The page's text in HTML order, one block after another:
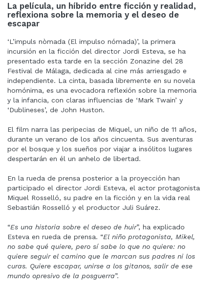
La película, un híbrido entre ficción y realidad,
reflexiona sobre la memoria y el deseo de
escapar
‘L’impuls nòmada (El impulso nómada)’, la primera
incursión en la ficción del director Jordi Esteva, se ha
presentado esta tarde en la sección Zonazine del 28
Festival de Málaga, dedicada al cine más arriesgado e
independiente. La cinta, basada libremente en su novela
homónima, es una evocadora reflexión sobre la memoria
y la infancia, con claras influencias de ‘Mark Twain’ y
‘Dublineses’, de John Huston.
El film narra las peripecias de Miquel, un niño de 11 años,
durante un verano de los años cincuenta. Sus aventuras
por el bosque y los sueños por viajar a insólitos lugares
despertarán en él un anhelo de libertad.
En la rueda de prensa posterior a la proyección han
participado el director Jordi Esteva, el actor protagonista
Miquel Rosselló, su padre en la ficción y en la vida real
Sebastián Rosselló y el productor Juli Suárez.
“Es una historia sobre el deseo de huir”, ha explicado
Esteva en rueda de prensa. “El niño protagonista, Mikel,
no sabe qué quiere, pero sí sabe lo que no quiere: no
quiere seguir el camino que le marcan sus padres ni los
curas. Quiere escapar, unirse a los gitanos, salir de ese
mundo opresivo de la posguerra”.